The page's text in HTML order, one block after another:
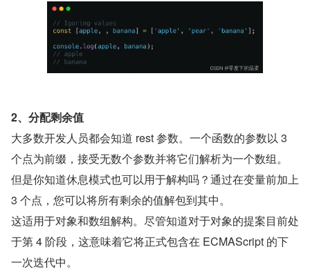
2、分配剩余值
大多数开发人员都会知道 rest 参数。一个函数的参数以 3
个点为前缀，接受无数个参数并将它们解析为一个数组。
但是你知道休息模式也可以用于解构吗？通过在变量前加上
3 个点，您可以将所有剩余的值解包到其中。
这适用于对象和数组解构。尽管知道对于对象的提案目前处
于第 4 阶段，这意味着它将正式包含在 ECMAScript 的下
一次迭代中。